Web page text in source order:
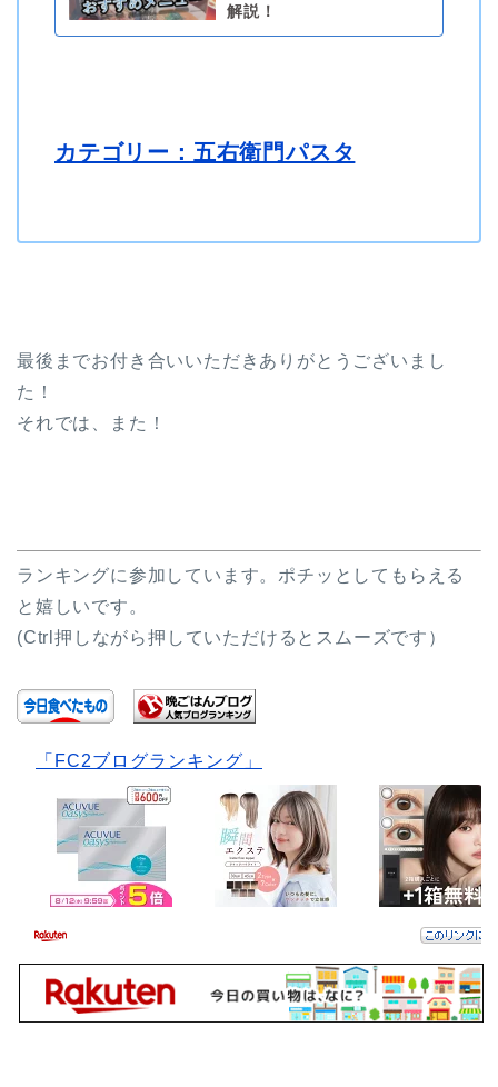
解説！
カテゴリー：五右衛門パスタ
最後までお付き合いいただきありがとうございまし
た！
それでは、また！
ランキングに参加しています。ポチッとしてもらえる
と嬉しいです。
(Ctrl押しながら押していただけるとスムーズです）
「FC2ブログランキング」